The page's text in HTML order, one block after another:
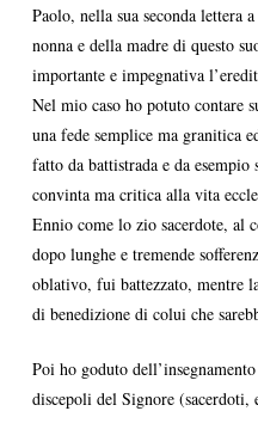
Paolo, nella sua seconda lettera
nonna e della madre di questo
importante e impegnativa
Nel mio caso ho potuto contare
una fede semplice ma granitica
fatto da battistrada e da
convinta ma critica alla vita
Ennio come lo zio sacerdote, al
dopo lunghe e tremende
oblativo, fui battezzato, mentre
di benedizione di colui che
Poi ho goduto
discepoli del Signore